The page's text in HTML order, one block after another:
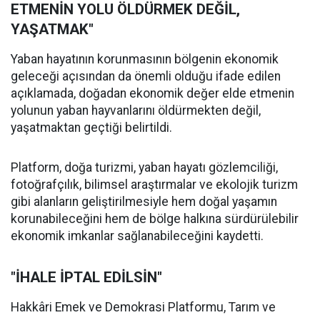
ETMENİN YOLU ÖLDÜRMEK DEĞİL,
YAŞATMAK"
Yaban hayatının korunmasının bölgenin ekonomik
geleceği açısından da önemli olduğu ifade edilen
açıklamada, doğadan ekonomik değer elde etmenin
yolunun yaban hayvanlarını öldürmekten değil,
yaşatmaktan geçtiği belirtildi.
Platform, doğa turizmi, yaban hayatı gözlemciliği,
fotoğrafçılık, bilimsel araştırmalar ve ekolojik turizm
gibi alanların geliştirilmesiyle hem doğal yaşamın
korunabileceğini hem de bölge halkına sürdürülebilir
ekonomik imkanlar sağlanabileceğini kaydetti.
"İHALE İPTAL EDİLSİN"
Hakkâri Emek ve Demokrasi Platformu, Tarım ve